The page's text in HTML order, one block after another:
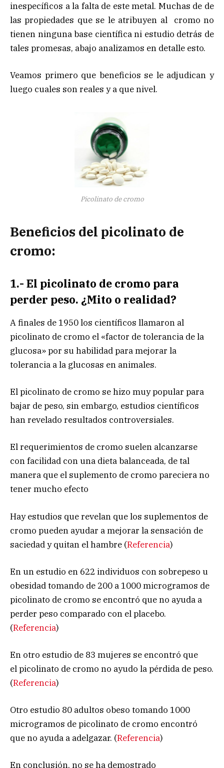
inespecíficos a la falta de este metal. Muchas de de
las propiedades que se le atribuyen al cromo no
tienen ninguna base científica ni estudio detrás de
tales promesas, abajo analizamos en detalle esto.
Veamos primero que beneficios se le adjudican y
luego cuales son reales y a que nivel.
Picolinato de cromo
Beneficios del picolinato de
cromo:
1.- El picolinato de cromo para
perder peso. ¿Mito o realidad?
A finales de 1950 los científicos llamaron al
picolinato de cromo el «factor de tolerancia de la
glucosa» por su habilidad para mejorar la
tolerancia a la glucosas en animales.
El picolinato de cromo se hizo muy popular para
bajar de peso, sin embargo, estudios científicos
han revelado resultados controversiales.
El requerimientos de cromo suelen alcanzarse
con facilidad con una dieta balanceada, de tal
manera que el suplemento de cromo pareciera no
tener mucho efecto
Hay estudios que revelan que los suplementos de
cromo pueden ayudar a mejorar la sensación de
saciedad y quitan el hambre (Referencia)
En un estudio en 622 individuos con sobrepeso u
obesidad tomando de 200 a 1000 microgramos de
picolinato de cromo se encontró que no ayuda a
perder peso comparado con el placebo.
(Referencia)
En otro estudio de 83 mujeres se encontró que
el picolinato de cromo no ayudo la pérdida de peso.
(Referencia)
Otro estudio 80 adultos obeso tomando 1000
microgramos de picolinato de cromo encontró
que no ayuda a adelgazar. (Referencia)
En conclusión, no se ha demostrado